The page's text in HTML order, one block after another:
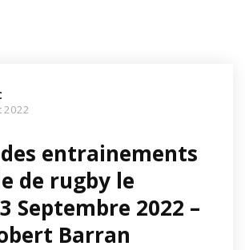
2022
entrainements
de rugby le
Septembre 2022 –
Barran